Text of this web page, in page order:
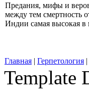
Предания, мифы и
между тем смертность
Индии самая высокая
Главная | Герпетология |
Template